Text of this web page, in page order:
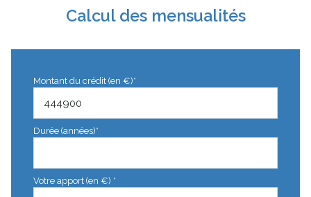
Calcul des mensualités
Montant du crédit (en €)*
Durée (années)*
Votre apport (en €) *